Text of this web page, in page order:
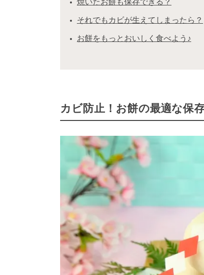
焼いたお餅も保存できる？
それでもカビが生えてしまったら？
お餅をもっとおいしく食べよう♪
カビ防止！お餅の最適な保